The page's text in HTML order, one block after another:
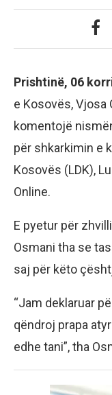
Prishtinë, 06
e Kosovës, Vjosa
komentojë
për shkarkimin e
Kosovës (LDK),
Online.
E pyetur për
Osmani tha se
saj për këto
“Jam deklaruar
qëndroj prapa
edhe tani”, tha